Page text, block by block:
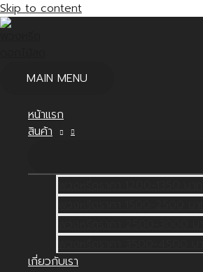
Skip to content
MAIN MENU
หน้าแรก
สินค้า
เกี่ยวกับเรา